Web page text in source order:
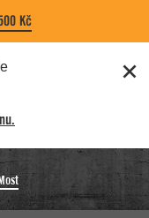
Kč